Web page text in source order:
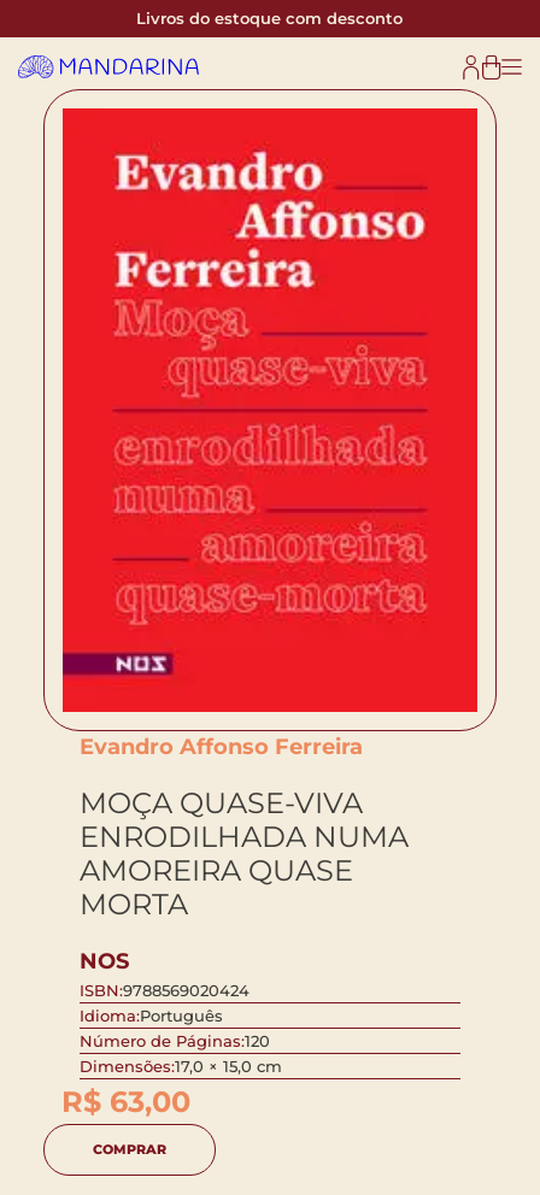
Livros do estoque com desconto
Evandro Affonso Ferreira
MOÇA QUASE-VIVA
ENRODILHADA NUMA
AMOREIRA QUASE
MORTA
NOS
ISBN:9788569020424
Idioma:Português
Número de Páginas:120
Dimensões:17,0 × 15,0 cm
R$ 63,00
COMPRAR